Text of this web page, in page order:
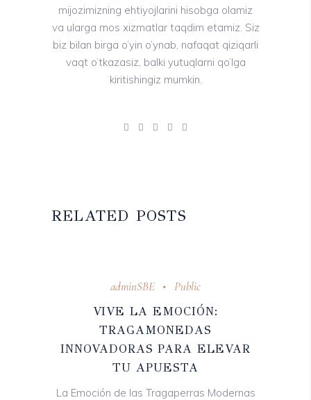
mijozimizning ehtiyojlarini hisobga olamiz
va ularga mos xizmatlar taqdim etamiz. Siz
biz bilan birga o’yin o’ynab, nafaqat qiziqarli
vaqt o’tkazasiz, balki yutuqlarni qo’lga
kiritishingiz mumkin.
RELATED POSTS
adminSBE
Public
VIVE LA EMOCIÓN:
TRAGAMONEDAS
INNOVADORAS PARA ELEVAR
TU APUESTA
La Emoción de las Tragaperras Modernas